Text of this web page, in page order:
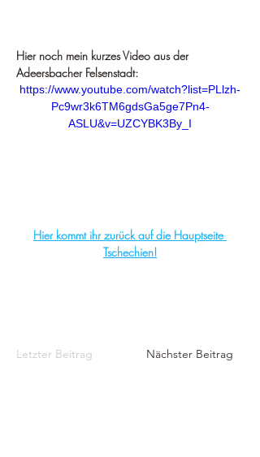
Hier noch mein kurzes Video aus der
Adeersbacher Felsenstadt:
https://www.youtube.com/watch?list=PLlzh-
Pc9wr3k6TM6gdsGa5ge7Pn4-
ASLU&v=UZCYBK3By_I
Hier kommt ihr zurück auf die Hauptseite
Tschechien!
Letzter Beitrag Nächster Beitrag